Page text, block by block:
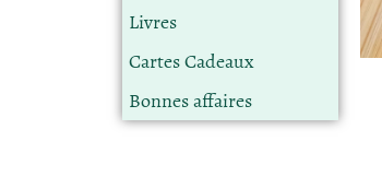
Livres
Cartes Cadeaux
Bonnes affaires